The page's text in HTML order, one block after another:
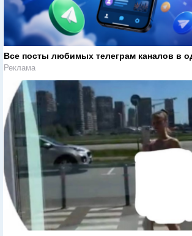
Все посты любимых телеграм каналов в
Реклама